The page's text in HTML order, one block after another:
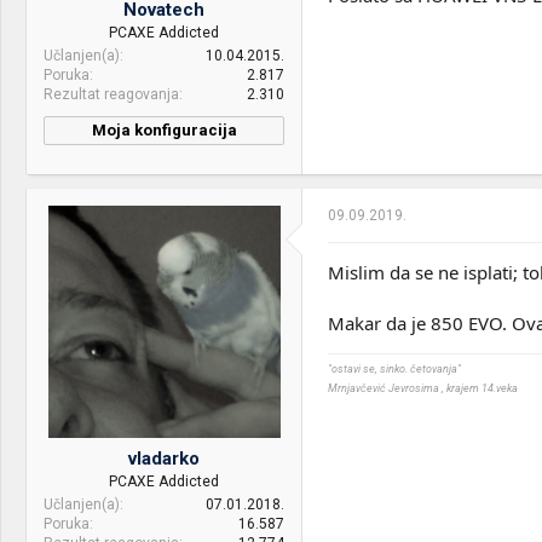
HDD:
Samsung 500GB 860 EVO +
WD Black 1TB + Hitachi 1TB
MS Cyclops V + 3x Arctic
F12 Rev 2 (120mm PWM)
PSU:
SAMA Armor 80+ Gold -
Mice &
keyboard:
Revoltec FightMouse Elite +
A4Tech KD-800L
Internet: SBB
OS & Browser: Windows 10 + Linux
Novatech
PCAXE Addicted
Učlanjen(a)
10.04.2015.
Poruka
2.817
Rezultat reagovanja
2.310
Moja konfiguracija
LC CC 95
Motherboard: ASRock B450M PRO4
RAM:
Patriot Viper Steel 2x8gb
3000mhz
VGA & cooler:
Sapphire Nitro+ Radeon RX
580 4GB
Samsung S24F350
Sound:
Lusya Fever DAC + Altec
Lansing 4121 + Microlab FC
vladarko
PCAXE Addicted
Učlanjen(a)
07.01.2018.
Poruka
16.587
09.09.2019.
Mislim da se ne isplati;
Makar da je 850 EVO.
"ostavi se, sinko. četovanja"
Mrnjavčević Jevrosima , krajem 14.veka